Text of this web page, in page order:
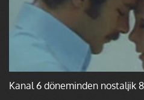
Kanal 6 döneminden nostaljik